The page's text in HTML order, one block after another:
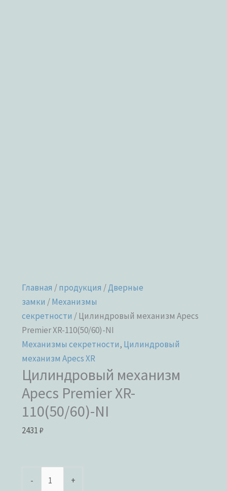
Главная /продукция /Дверные
замки /Механизмы
секретности / Цилиндровый механизм Apecs
Premier XR-110(50/60)-NI
Механизмы секретности, Цилиндровый
механизм Apecs XR
Цилиндровый механизм
Apecs Premier XR-
110(50/60)-NI
2431₽
- +